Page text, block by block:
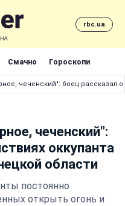
rbc.ua
Смачно Гороскопи
чеченский": боец рассказал
чеченский":
оккупанта
области
постоянно
открыть огонь и